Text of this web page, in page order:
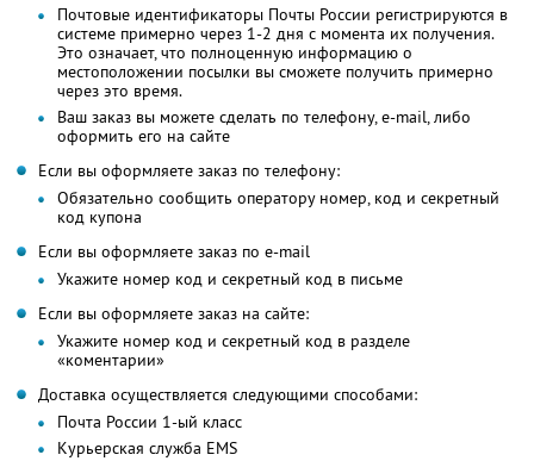
Почтовые идентификаторы Почты России регистрируются в
системе примерно через 1-2 дня с момента их получения.
Это означает, что полноценную информацию о
местоположении посылки вы сможете получить примерно
через это время.
Ваш заказ вы можете сделать по телефону, e-mail, либо
оформить его на сайте
Если вы оформляете заказ по телефону:
Обязательно сообщить оператору номер, код и секретный
код купона
Если вы оформляете заказ по e-mail
Укажите номер код и секретный код в письме
Если вы оформляете заказ на сайте:
Укажите номер код и секретный код в разделе
«коментарии»
Доставка осуществляется следующими способами:
Почта России 1-ый класс
Курьерская служба EMS